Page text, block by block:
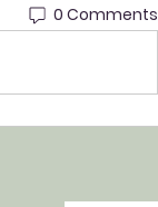
0 Comments